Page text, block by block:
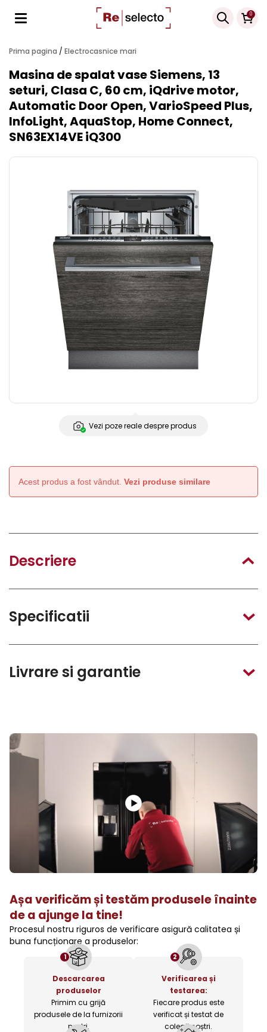
0
Products
search
Prima pagina / Electrocasnice mari
Masina de spalat vase Siemens, 13
seturi, Clasa C, 60 cm, iQdrive motor,
Automatic Door Open, VarioSpeed Plus,
InfoLight, AquaStop, Home Connect,
SN63EX14VE iQ300
Vezi poze reale despre produs
Acest produs a fost vândut. Vezi produse similare
Descriere
Specificatii
Livrare si garantie
Așa verificăm și testăm produsele înainte
de a ajunge la tine!
Procesul nostru riguros de verificare asigură calitatea și
buna funcționare a produselor:
1
Descarcarea
produselor
Primim cu grijă
produsele de la furnizorii
noștri.
2
Verificarea și
testarea:
Fiecare produs este
verificat și testat de
colegii noștri.